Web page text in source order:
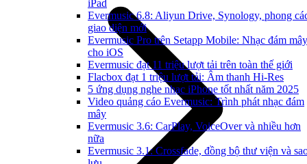
iPad
Evermusic 6.8: Aliyun Drive, Synology, phong
giao diện mới
Evermusic Pro trên Setapp Mobile: Nhạc đám mây
cho iOS
Evermusic đạt 11 triệu lượt tải trên toàn thế giới
Flacbox đạt 1 triệu lượt tải: Âm thanh Hi-Res
5 ứng dụng nghe nhạc iPhone tốt nhất năm 2025
Video quảng cáo Evermusic: Trình phát nhạc đám
mây
Evermusic 3.6: CarPlay, VoiceOver và nhiều hơn
nữa
Evermusic 3.1: Crossfade, đồng bộ thư viện và